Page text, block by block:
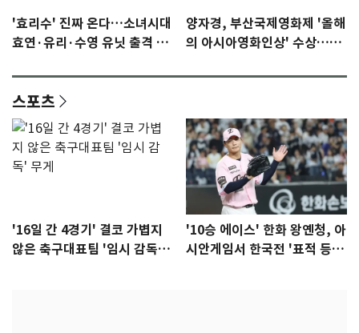
'효리수' 진짜 온다…소녀시대
효연·유리·수영 유닛 출격 [N
양자경, 부산국제영화제 '올해
의 아시아영화인상' 수상…15
스포츠
'16일 간 4경기' 결코 가볍지
않은 축구대표팀 '임시 감독'
'10승 에이스' 한화 왕옌청, 아
시안게임서 한국전 '표적 등